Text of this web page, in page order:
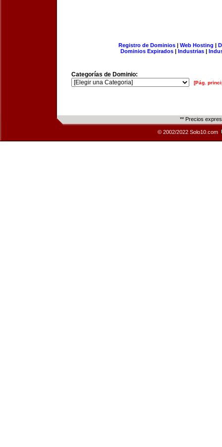
Registro de Dominios| Web Hosting |
Dominios Expirados | Industrias |
Categorías de Dominio:
[Pág.
** Precios
© 2002/2022 Solo10.com